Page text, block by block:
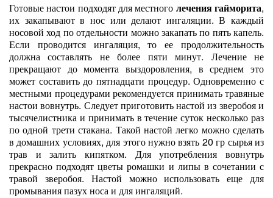
Готовые настои подходят для местного лечения гайморита,
их закапывают в нос или делают ингаляции. В каждый
носовой ход по отдельности можно закапать по пять капель.
Если проводится ингаляция, то ее продолжительность
должна составлять не более пяти минут. Лечение не
прекращают до момента выздоровления, в среднем это
может составить до пятнадцати процедур. Одновременно с
местными процедурами рекомендуется принимать травяные
настои вовнутрь. Следует приготовить настой из зверобоя и
тысячелистника и принимать в течение суток несколько раз
по одной трети стакана. Такой настой легко можно сделать
в домашних условиях, для этого нужно взять 20 гр сырья из
трав и залить кипятком. Для употребления вовнутрь
прекрасно подходят цветы ромашки и липы в сочетании с
травой зверобоя. Настой можно использовать еще для
промывания пазух носа и для ингаляций.